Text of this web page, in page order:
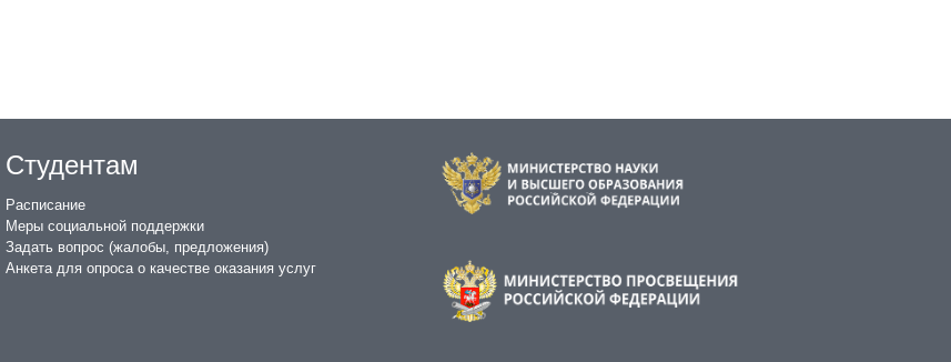
Студентам
Расписание
Меры социальной поддержки
Задать вопрос (жалобы, предложения)
Анкета для опроса о качестве оказания услуг